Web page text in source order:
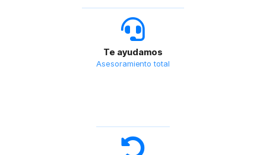
Te ayudamos
Asesoramiento total